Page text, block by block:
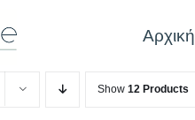
Αρχική
Show 12 Products